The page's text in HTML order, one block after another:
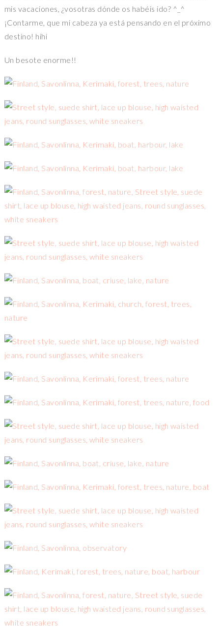
mis vacaciones, ¿vosotras dónde os habéis ido? ^_^
¡Contarme, que mi cabeza ya está pensando en el próximo
destino! hihi
Un besote enorme!!